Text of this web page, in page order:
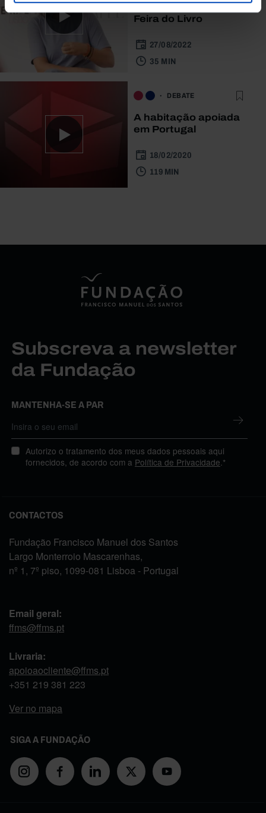
passou? - Especial
Feira do Livro
27/08/2022
35 MIN
DEBATE
A habitação apoiada
em Portugal
18/02/2020
119 MIN
Subscreva a newsletter
da Fundação
MANTENHA-SE A PAR
Autorizo o tratamento dos meus dados pessoais aqui
fornecidos, de acordo com a Política de Privacidade .*
CONTACTOS
Fundação Francisco Manuel dos Santos
Largo Monterroio Mascarenhas,
nº 1, 7º piso, 1099-081 Lisboa - Portugal
Email geral:
ffms@ffms.pt
Livraria:
apoioaocliente@ffms.pt
+351 219 381 223
Ver no mapa
SIGA A FUNDAÇÃO